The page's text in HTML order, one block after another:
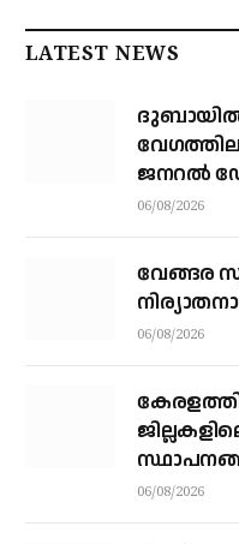
LATEST NEWS
ജനറൽ
06/08/2026
വേങ്ങര
06/08/2026
06/08/2026